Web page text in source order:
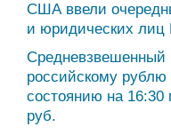
США ввели
и юридических
российскому рублю
состоянию на 16:30
руб.